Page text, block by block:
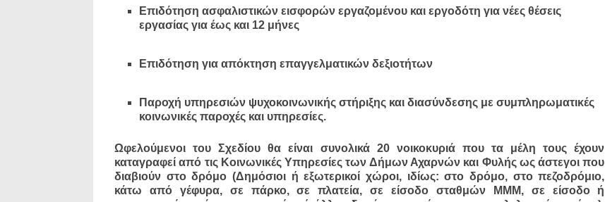
Επιδότηση ασφαλιστικών εισφορών εργαζομένου και εργοδότη για νέες θέσεις
εργασίας για έως και 12 μήνες
Επιδότηση για απόκτηση επαγγελματικών δεξιοτήτων
Παροχή υπηρεσιών ψυχοκοινωνικής στήριξης και διασύνδεσης με συμπληρωματικές
κοινωνικές παροχές και υπηρεσίες.
Ωφελούμενοι του Σχεδίου θα είναι συνολικά 20 νοικοκυριά που τα μέλη τους έχουν
καταγραφεί από τις Κοινωνικές Υπηρεσίες των Δήμων Αχαρνών και Φυλής ως άστεγοι που
διαβιούν στο δρόμο (Δημόσιοι ή εξωτερικοί χώροι, ιδίως: στο δρόμο, στο πεζοδρόμιο,
κάτω από γέφυρα, σε πάρκο, σε πλατεία, σε είσοδο σταθμών ΜΜΜ, σε είσοδο ή